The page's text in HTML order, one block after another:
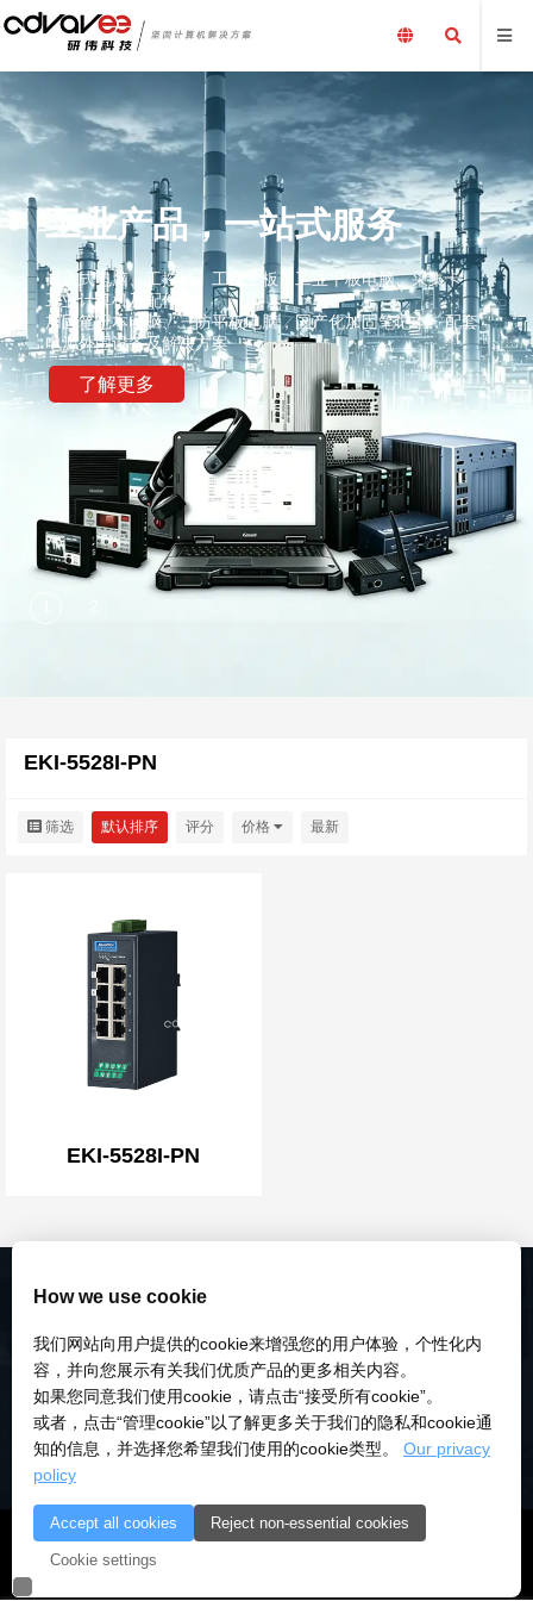
工业产品，一站式服务
嵌入式电脑、工控机、工业主板、工业平板电脑、采集卡、
工业计算机及配件、
加固笔记本电脑、三防平板电脑，国产化加固笔记本，配套
电源外围设备及解决方案
了解更多
EKI-5528I-PN
筛选 默认排序 评分 价格 最新
EKI-5528I-PN
© 2018-2026 深圳市研伟科技有限公司 版权所有 |粤ICP备
18028922号-3
How we use cookie
我们网站向用户提供的cookie来增强您的用户体验，个性化内
容，并向您展示有关我们优质产品的更多相关内容。
如果您同意我们使用cookie，请点击“接受所有cookie”。
或者，点击“管理cookie”以了解更多关于我们的隐私和cookie通
知的信息，并选择您希望我们使用的cookie类型。 Our privacy
policy
Accept all cookies Reject non-essential cookies
Cookie settings